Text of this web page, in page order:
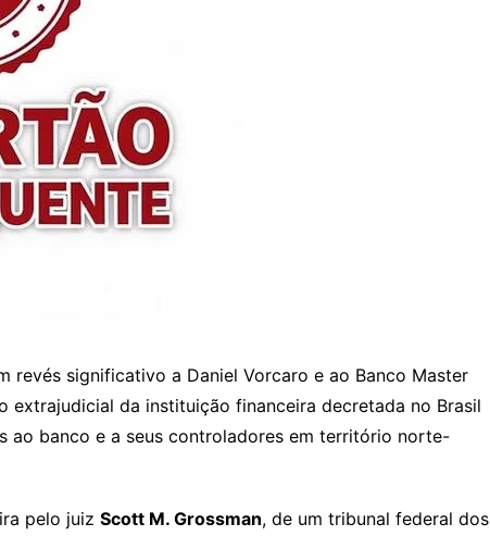
revés significativo a Daniel Vorcaro e ao Banco Master
extrajudicial da instituição financeira decretada no Brasil
ao banco e a seus controladores em território norte-
pelo juiz Scott M. Grossman, de um tribunal federal dos